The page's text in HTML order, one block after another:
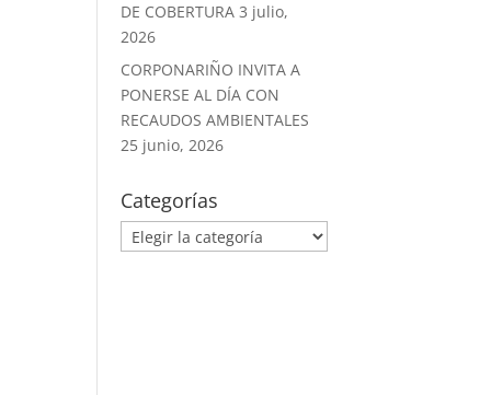
DE COBERTURA 3 julio,
2026
CORPONARIÑO INVITA A
PONERSE AL DÍA CON
RECAUDOS AMBIENTALES
25 junio, 2026
Categorías